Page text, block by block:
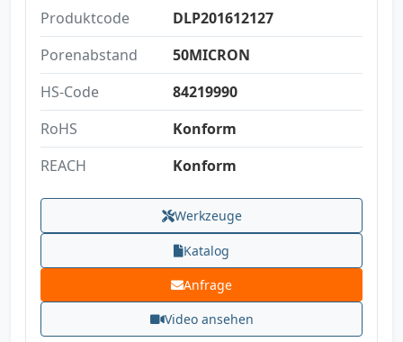
Produktcode
DLP201612127
Porenabstand
50MICRON
HS-Code
84219990
RoHS
Konform
REACH
Konform
Werkzeuge
Katalog
Anfrage
Video ansehen